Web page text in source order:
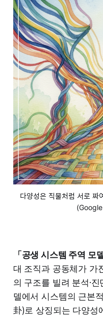
다양성은 직물처럼 서로 짜
「공생 시스템 주역 모
대 조직과 공동체가 가
의 구조를 빌려 분석·
델에서 시스템의 근본
卦)로 상징되는 다양성